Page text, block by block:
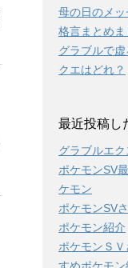
母の日のメ
格言まとめま
グラブルで
クエはどれ？
最近投稿し
グラブルエ
ポケモンSV
ケモン
ポケモンSV
ポケモン紹介
ポケモンＳ